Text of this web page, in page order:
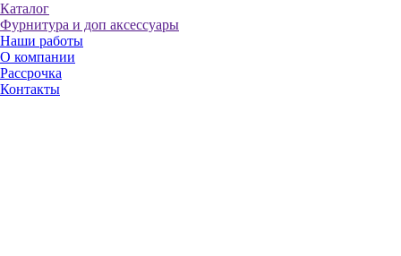
Каталог
Фурнитура и доп аксессуары
Наши работы
О компании
Рассрочка
Контакты